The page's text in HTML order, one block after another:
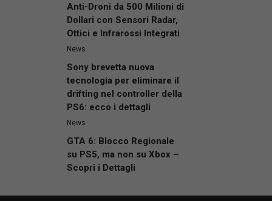
Anti-Droni da 500 Milioni di
Dollari con Sensori Radar,
Ottici e Infrarossi Integrati
News
Sony brevetta nuova
tecnologia per eliminare il
drifting nel controller della
PS6: ecco i dettagli
News
GTA 6: Blocco Regionale
su PS5, ma non su Xbox –
Scopri i Dettagli